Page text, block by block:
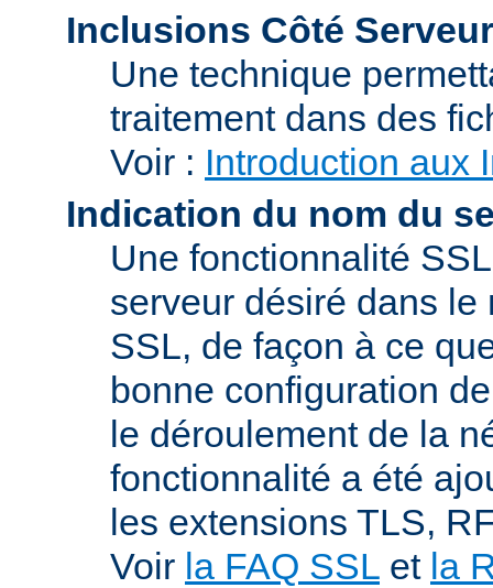
Inclusions Côté
Une technique
traitement dans des
Voir : Introduction aux
Indication du nom du
Une fonctionnalité
serveur désiré dans
SSL, de façon à ce
bonne configuration
le déroulement de la
fonctionnalité a été
les extensions TLS,
Voir la FAQ SSL et la